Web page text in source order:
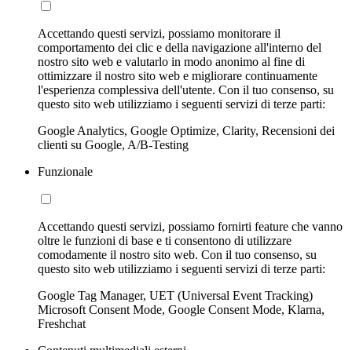
Accettando questi servizi, possiamo monitorare il
comportamento dei clic e della navigazione all'interno del
nostro sito web e valutarlo in modo anonimo al fine di
ottimizzare il nostro sito web e migliorare continuamente
l'esperienza complessiva dell'utente. Con il tuo consenso, su
questo sito web utilizziamo i seguenti servizi di terze parti:
Google Analytics, Google Optimize, Clarity, Recensioni dei
clienti su Google, A/B-Testing
Funzionale
Accettando questi servizi, possiamo fornirti feature che vanno
oltre le funzioni di base e ti consentono di utilizzare
comodamente il nostro sito web. Con il tuo consenso, su
questo sito web utilizziamo i seguenti servizi di terze parti:
Google Tag Manager, UET (Universal Event Tracking)
Microsoft Consent Mode, Google Consent Mode, Klarna,
Freshchat